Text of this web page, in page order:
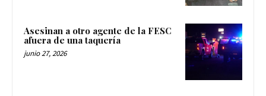
Asesinan a otro agente de la FESC
afuera de una taquería
junio 27, 2026